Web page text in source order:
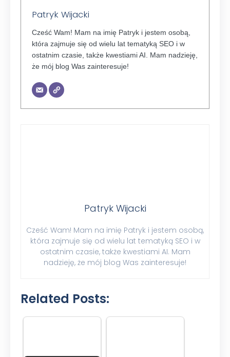
Patryk Wijacki
Cześć Wam! Mam na imię Patryk i jestem osobą,
która zajmuje się od wielu lat tematyką SEO i w
ostatnim czasie, także kwestiami AI. Mam nadzieję,
że mój blog Was zainteresuje!
Patryk Wijacki
Cześć Wam! Mam na imię Patryk i jestem osobą,
która zajmuje się od wielu lat tematyką SEO i w
ostatnim czasie, także kwestiami AI. Mam
nadzieję, że mój blog Was zainteresuje!
Related Posts: